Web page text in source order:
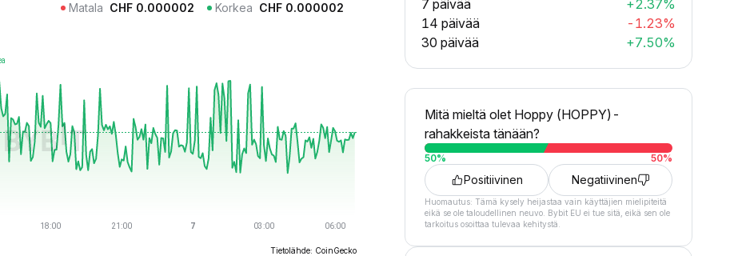
Matala CHF 0.000002 Korkea CHF 0.000002
Tietolähde: CoinGecko
7 päivää
+2.37%
14 päivää
-1.23%
30 päivää
+7.50%
Mitä mieltä olet Hoppy (HOPPY)-
rahakkeista tänään?
50% 50%
Positiivinen Negatiivinen
Huomautus: Tämä kysely heijastaa vain käyttäjien mielipiteitä
eikä se ole taloudellinen neuvo. Bybit EU ei tue sitä, eikä sen ole
tarkoitus osoittaa tulevaa kehitystä.